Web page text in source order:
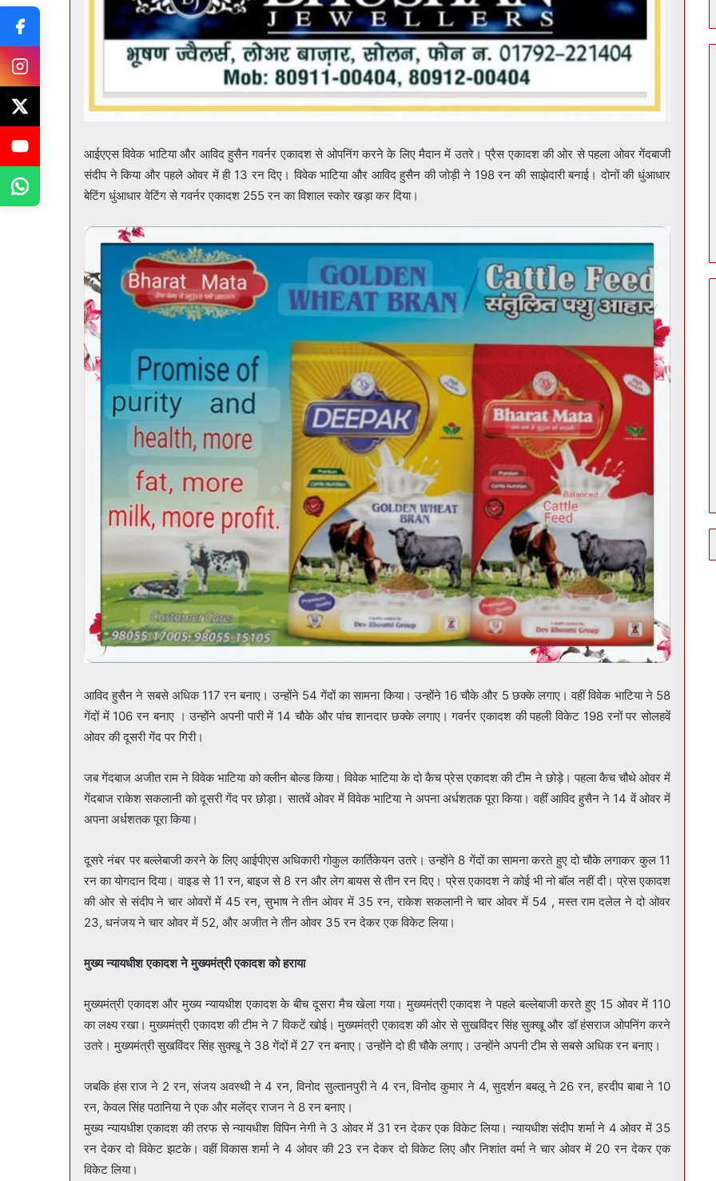
आईएएस विवेक भाटिया और आविद हुसैन गवर्नर एकादश से ओपनिंग करने के लिए मैदान में उतरे। प्रैस एकादश की ओर से पहला ओवर गेंदबाजी
संदीप ने किया और पहले ओवर में ही 13 रन दिए। विवेक भाटिया और आविद हुसैन की जोड़ी ने 198 रन की साझेदारी बनाई। दोनों की धुंआधार
बेटिंग धुंआधार वेटिंग से गवर्नर एकादश 255 रन का विशाल स्कोर खड़ा कर दिया।
आविद हुसैन ने सबसे अधिक 117 रन बनाए। उन्होंने 54 गेंदों का सामना किया। उन्होंने 16 चौके और 5 छक्के लगाए। वहीं विवेक भाटिया ने 58
गेंदों में 106 रन बनाए । उन्होंने अपनी पारी में 14 चौके और पांच शानदार छक्के लगाए। गवर्नर एकादश की पहली विकेट 198 रनों पर सोलहवें
ओवर की दूसरी गेंद पर गिरी।
जब गेंदबाज अजीत राम ने विवेक भाटिया को क्लीन बोल्ड किया। विवेक भाटिया के दो कैच प्रेस एकादश की टीम ने छोड़े। पहला कैच चौथे ओवर में
गेंदबाज राकेश सकलानी को दूसरी गेंद पर छोड़ा। सातवें ओवर में विवेक भाटिया ने अपना अर्धशतक पूरा किया। वहीं आविद हुसैन ने 14 वें ओवर में
अपना अर्धशतक पूरा किया।
दूसरे नंबर पर बल्लेबाजी करने के लिए आईपीएस अधिकारी गोकुल कार्तिकेयन उतरे। उन्होंने 8 गेंदों का सामना करते हुए दो चौके लगाकर कुल 11
रन का योगदान दिया। वाइड से 11 रन, बाइज से 8 रन और लेग बायस से तीन रन दिए। प्रेस एकादश ने कोई भी नो बॉल नहीं दी। प्रेस एकादश
की ओर से संदीप ने चार ओवरों में 45 रन, सुभाष ने तीन ओवर में 35 रन, राकेश सकलानी ने चार ओवर में 54 , मस्त राम दलेल ने दो ओवर
23, धनंजय ने चार ओवर में 52, और अजीत ने तीन ओवर 35 रन देकर एक विकेट लिया।
मुख्य न्यायधीश एकादश ने मुख्यमंत्री एकादश को हराया
मुख्यमंत्री एकादश और मुख्य न्यायधीश एकादश के बीच दूसरा मैच खेला गया। मुख्यमंत्री एकादश ने पहले बल्लेबाजी करते हुए 15 ओवर में 110
का लक्ष्य रखा। मुख्यमंत्री एकादश की टीम ने 7 विकटें खोई। मुख्यमंत्री एकादश की ओर से सुखविंदर सिंह सुक्खू और डॉ हंसराज ओपनिंग करने
उतरे। मुख्यमंत्री सुखविंदर सिंह सुक्खू ने 38 गेंदों में 27 रन बनाए। उन्होंने दो ही चौके लगाए। उन्होंने अपनी टीम से सबसे अधिक रन बनाए।
जबकि हंस राज ने 2 रन, संजय अवस्थी ने 4 रन, विनोद सुल्तानपुरी ने 4 रन, विनोद कुमार ने 4, सुदर्शन बबलू ने 26 रन, हरदीप बाबा ने 10
रन, केवल सिंह पठानिया ने एक और मलेंद्र राजन ने 8 रन बनाए।
मुख्य न्यायधीश एकादश की तरफ से न्यायधीश विपिन नेगी ने 3 ओवर में 31 रन देकर एक विकेट लिया। न्यायधीश संदीप शर्मा ने 4 ओवर में 35
रन देकर दो विकेट झटके। वहीं विकास शर्मा ने 4 ओवर की 23 रन देकर दो विकेट लिए और निशांत वर्मा ने चार ओवर में 20 रन देकर एक
विकेट लिया।